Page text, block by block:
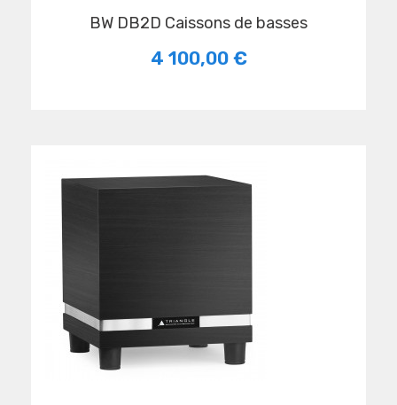
BW DB2D Caissons de basses
4 100,00 €